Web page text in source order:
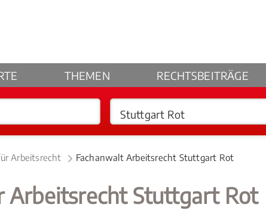
THEMEN RECHTSBEITRÄGE
Arbeitsrecht Fachanwalt Arbeitsrecht Stuttgart Rot
Arbeitsrecht Stuttgart Rot